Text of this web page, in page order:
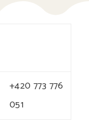
+420 773 776
051